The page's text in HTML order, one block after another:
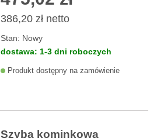
386,20 zł netto
Stan: Nowy
dostawa: 1-3 dni roboczych
Produkt dostępny na zamówienie
Szyba kominkowa